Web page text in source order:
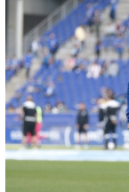
Imagen